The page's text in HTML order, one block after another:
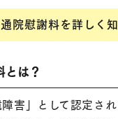
通院慰謝料を詳しく
とは？
害」として認定さ